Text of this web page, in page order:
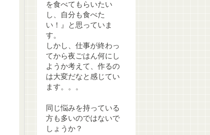
を食べてもらいたい
し、自分も食べた
い！』と思っていま
す。
しかし、仕事が終わっ
てから夜ごはん何にし
ようか考えて、作るの
は大変だなと感じてい
ます。。。
同じ悩みを持っている
方も多いのではないで
しょうか？